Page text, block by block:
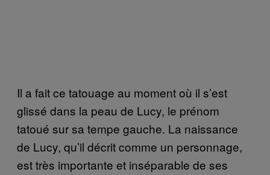
Il a faitce tatouage au moment où il s’est
glissé dans la peau de Lucy, le prénom
tatoué sur sa tempe gauche. La naissance
de Lucy, qu’il décrit comme un personnage,
est très importante et inséparable de ses